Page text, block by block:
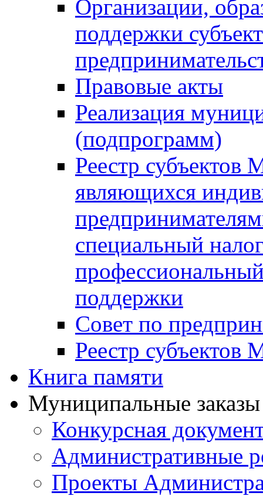
Организации,
поддержки
Правовые акты
Реализация
(подпрограмм)
Реестр
являющихся
специальный
поддержки
Совет по
Реестр
Книга памяти
Муниципальные
Конкурсная
Административные
Проекты